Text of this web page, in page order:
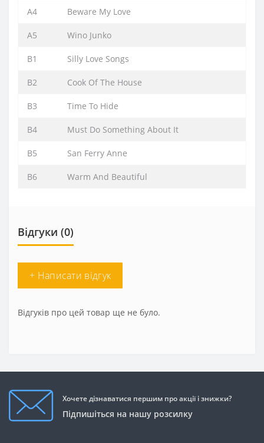
A4 Beware My Love
A5 Wino Junko
B1 Silly Love Songs
B2 Cook Of The House
B3 Time To Hide
B4 Must Do Something About It
B5 San Ferry Anne
B6 Warm And Beautiful
Відгуки (0)
+ Написати відгук
Відгуків про цей товар ще не було.
Хочете дізнаватися першим про акції і знижки?
Підпишіться на нашу розсилку